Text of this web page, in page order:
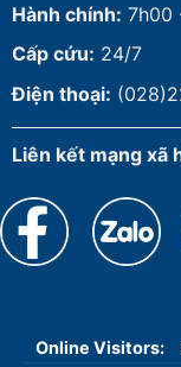
Hành chính: 7h00
Cấp cứu: 24/7
Điện thoại:
Liên kết mạng xã
Online Visitors: